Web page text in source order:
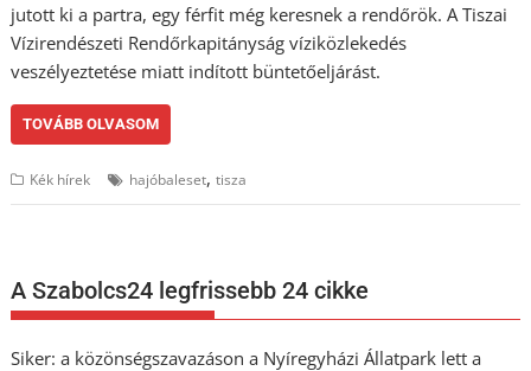
jutott ki a partra, egy férfit még keresnek a rendőrök. A Tiszai
Vízirendészeti Rendőrkapitányság víziközlekedés
veszélyeztetése miatt indított büntetőeljárást.
TOVÁBB OLVASOM
Kék hírek hajóbaleset,tisza
A Szabolcs24 legfrissebb 24 cikke
Siker: a közönségszavazáson a Nyíregyházi Állatpark lett a